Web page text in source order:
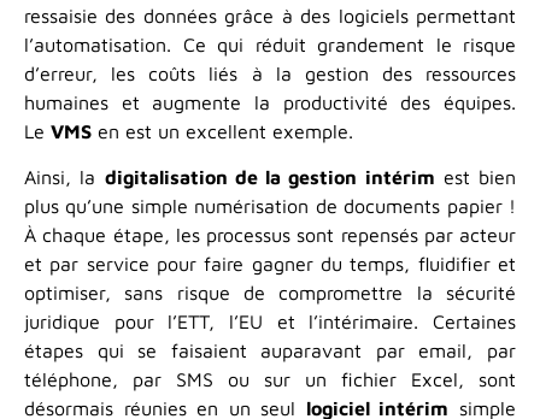
ressaisie des données grâce à des logiciels permettant
l’automatisation. Ce qui réduit grandement le risque
d’erreur, les coûts liés à la gestion des ressources
humaines et augmente la productivité des équipes.
Le VMS en est un excellent exemple.
Ainsi, la digitalisation de la gestion intérim est bien
plus qu’une simple numérisation de documents papier !
À chaque étape, les processus sont repensés par acteur
et par service pour faire gagner du temps, fluidifier et
optimiser, sans risque de compromettre la sécurité
juridique pour l’ETT, l’EU et l’intérimaire. Certaines
étapes qui se faisaient auparavant par email, par
téléphone, par SMS ou sur un fichier Excel, sont
désormais réunies en un seul logiciel intérim simple